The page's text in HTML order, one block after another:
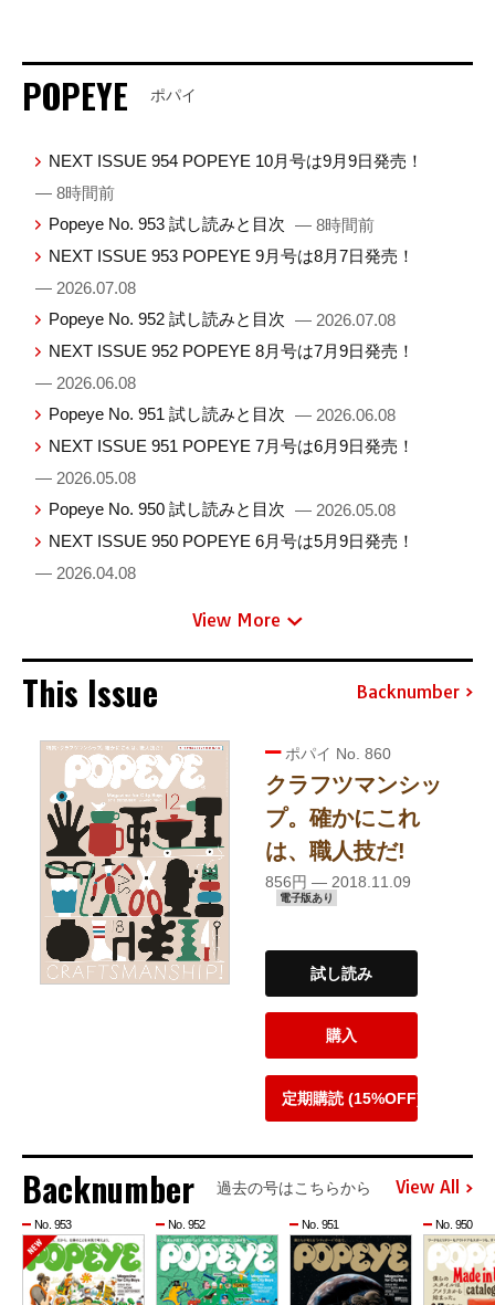
POPEYE ポパイ
NEXT ISSUE 954 POPEYE 10月号は9月9日発売！
— 8時間前
Popeye No. 953 試し読みと目次 — 8時間前
NEXT ISSUE 953 POPEYE 9月号は8月7日発売！
— 2026.07.08
Popeye No. 952 試し読みと目次 — 2026.07.08
NEXT ISSUE 952 POPEYE 8月号は7月9日発売！
— 2026.06.08
Popeye No. 951 試し読みと目次 — 2026.06.08
NEXT ISSUE 951 POPEYE 7月号は6月9日発売！
— 2026.05.08
Popeye No. 950 試し読みと目次 — 2026.05.08
NEXT ISSUE 950 POPEYE 6月号は5月9日発売！
— 2026.04.08
View More
This Issue Backnumber
ポパイ No. 860
クラフツマンシッ
プ。確かにこれ
は、職人技だ!
856円 — 2018.11.09
電子版あり
試し読み
購入
定期購読 (15%OFF)
Backnumber 過去の号はこちらから View All
No. 953 No. 952 No. 951 No. 950